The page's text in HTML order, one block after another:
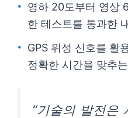
영하 20도부터 영상
한 테스트를 통과한
GPS 위성 신호를 활
정확한 시간을 맞추
“기술의 발전은